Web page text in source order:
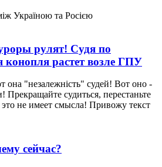
Україною та Росією
рулят! Судя по
растет возле ГПУ
она "незалежність" судей! Вот оно -
Прекращайте судиться, перестаньте
это не имеет смысла! Привожу текст
сейчас?